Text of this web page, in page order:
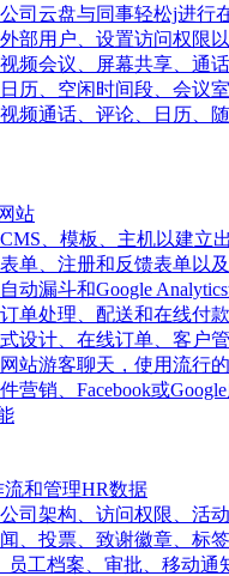
司云盘与同事轻松j进行
部用户、设置访问权限
频会议、屏幕共享、通
历、空闲时间段、会议
频通话、评论、日历、
站
、模板、主机以建立
单、注册和反馈表单以
动漏斗和Google
单处理、配送和在线付
设计、在线订单、客户
站游客聊天，使用流行
营销、Facebook或
和管理HR数据
司架构、访问权限、活
、投票、致谢徽章、标
员工档案、审批、移动通